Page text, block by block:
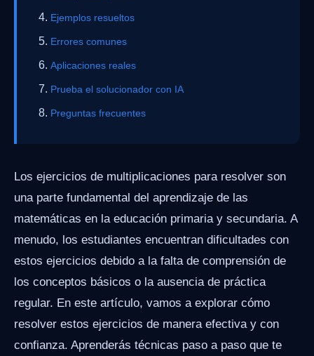
Ejemplos resueltos
Errores comunes
Aplicaciones reales
Prueba el solucionador con IA
Preguntas frecuentes
Los ejercicios de multiplicaciones para resolver son
una parte fundamental del aprendizaje de las
matemáticas en la educación primaria y secundaria. A
menudo, los estudiantes encuentran dificultades con
estos ejercicios debido a la falta de comprensión de
los conceptos básicos o la ausencia de práctica
regular. En este artículo, vamos a explorar cómo
resolver estos ejercicios de manera efectiva y con
confianza. Aprenderás técnicas paso a paso que te